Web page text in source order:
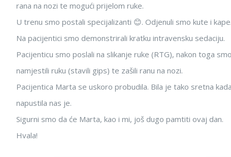
rana na nozi te mogući prijelom ruke.
U trenu smo postali specijalizanti 😊. Odjenuli smo kute i kape.
Na pacijentici smo demonstrirali kratku intravensku sedaciju.
Pacijenticu smo poslali na slikanje ruke (RTG), nakon toga
namjestili ruku (stavili gips) te zašili ranu na nozi.
Pacijentica Marta se uskoro probudila. Bila je tako sretna
napustila nas je.
Sigurni smo da će Marta, kao i mi, još dugo pamtiti ovaj dan.
Hvala!